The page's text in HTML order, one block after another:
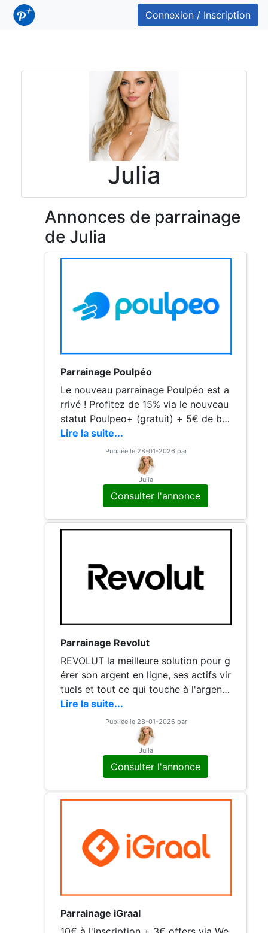
Connexion / Inscription
Julia
Annonces de parrainage
de Julia
Parrainage Poulpéo
Le nouveau parrainage Poulpéo est a
rrivé ! Profitez de 15% via le nouveau
statut Poulpeo+ (gratuit) + 5€ de bie
nvenue avec le code uVScab Poulpéo
est la meilleure solution de cashback
Lire la suite...
Publiée le 28-01-2026 par
Julia
Consulter l'annonce
Parrainage Revolut
REVOLUT la meilleure solution pour g
érer son argent en ligne, ses actifs vir
tuels et tout ce qui touche à l'argent !
? 70€ offerts ! Une surprise en s'inscr
Lire la suite...
Publiée le 28-01-2026 par
Julia
Consulter l'annonce
Parrainage iGraal